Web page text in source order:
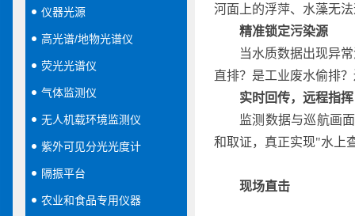
仪器光源
高光谱/地物光谱仪
荧光光谱仪
气体监测仪
无人机载环境监测仪
紫外可见分光光度计
隔振平台
农业和食品专用仪器
河面上的浮萍、水藻无
精准锁定污染源
当水质数据出现异
直排？是工业废水偷排
实时回传，远程指挥
监测数据与巡航画
和取证，真正实现"水上
现场直击